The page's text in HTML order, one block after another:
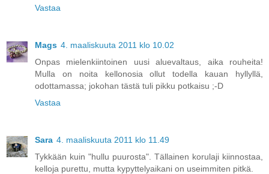
Vastaa
Mags 4. maaliskuuta 2011 klo 10.02
Onpas mielenkiintoinen uusi aluevaltaus, aika rouheita!
Mulla on noita kellonosia ollut todella kauan hyllyllä,
odottamassa; jokohan tästä tuli pikku potkaisu ;-D
Vastaa
Sara 4. maaliskuuta 2011 klo 11.49
Tykkään kuin "hullu puurosta". Tällainen korulaji kiinnostaa,
kelloja purettu, mutta kypyttelyaikani on useimmiten pitkä.